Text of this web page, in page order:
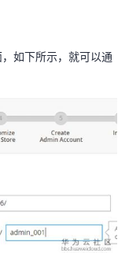
如下所示，就可以通